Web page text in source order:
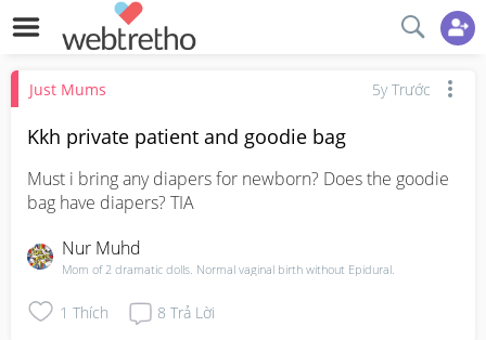
Just Mums 5y Trước
Kkh private patient and goodie bag
Must i bring any diapers for newborn? Does the goodie
bag have diapers? TIA
Nur Muhd
Mom of 2 dramatic dolls. Normal vaginal birth without Epidural.
1 Thích 8 Trả Lời